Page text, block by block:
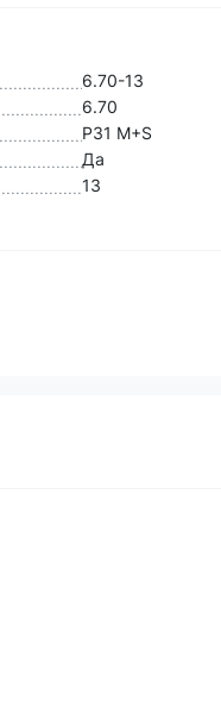
6.70-13
6.70
P31 M+S
Да
13